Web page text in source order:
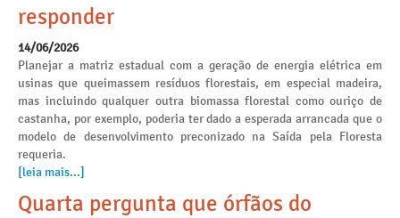
responder
14/06/2026
Planejar a matriz estadual com a geração de energia elétrica em
usinas que queimassem resíduos florestais, em especial madeira,
mas incluindo qualquer outra biomassa florestal como ouriço de
castanha, por exemplo, poderia ter dado a esperada arrancada que o
modelo de desenvolvimento preconizado na Saída pela Floresta
requeria.
[leia mais...]
Quarta pergunta que órfãos do